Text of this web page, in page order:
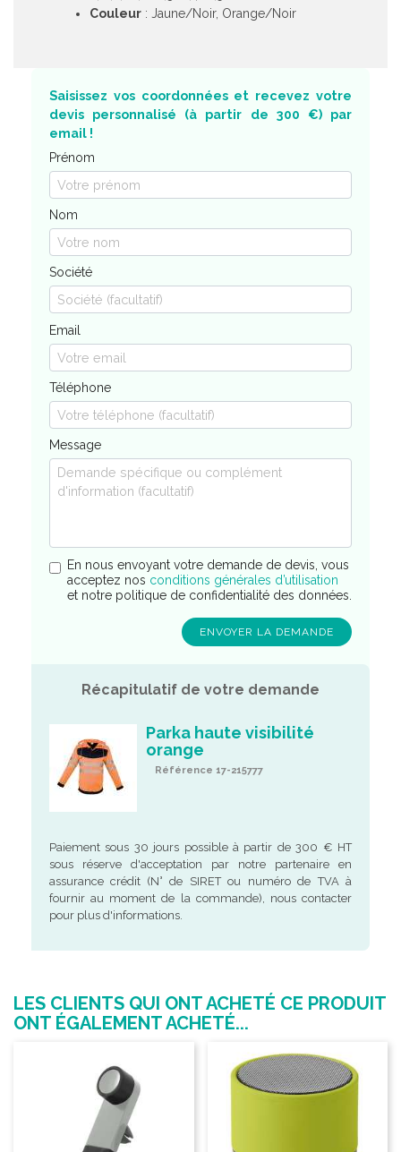
Couleur : Jaune/Noir, Orange/Noir
Saisissez vos coordonnées et recevez votre
devis personnalisé (à partir de 300 €) par
email !
Prénom
Nom
Société
Email
Téléphone
Message
En nous envoyant votre demande de devis, vous
acceptez nos conditions générales d’utilisation
et notre politique de confidentialité des données.
Récapitulatif de votre demande
Parka haute visibilité
orange
Référence 17-215777
Paiement sous 30 jours possible à partir de 300 € HT
sous réserve d'acceptation par notre partenaire en
assurance crédit (N° de SIRET ou numéro de TVA à
fournir au moment de la commande), nous contacter
pour plus d'informations.
LES CLIENTS QUI ONT ACHETÉ CE PRODUIT
ONT ÉGALEMENT ACHETÉ...